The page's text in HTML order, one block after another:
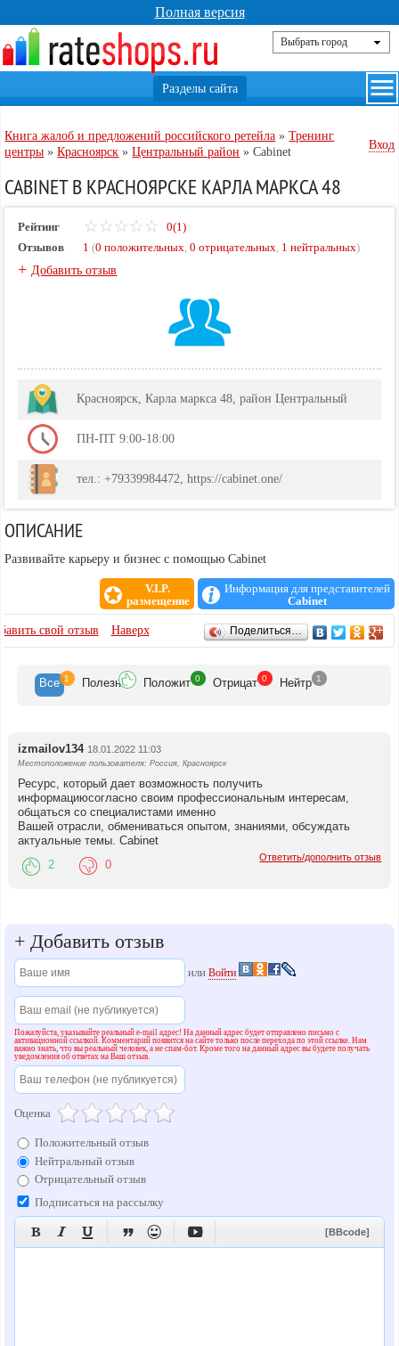
Полная версия
Книга жалоб и предложений российского ретейла »Тренинг
центры »Красноярск »Центральный район »Cabinet
Вход
CABINET В КРАСНОЯРСКЕ КАРЛА МАРКСА 48
Рейтинг
0(1)
Отзывов
1 (0 положительных,0 отрицательных, 1 нейтральных)
+Добавить отзыв
Красноярск, Карла маркса 48, район Центральный
ПН-ПТ 9:00-18:00
тел.: +79339984472, https://cabinet.one/
ОПИСАНИЕ
Развивайте карьеру и бизнес с помощью Cabinet
V.I.P.
размещение
Информация для представителей
Cabinet
ОТЗЫВЫсвой отзыв Наверх Поделиться…
Все 1 Полезн Положит 0 Отрицат 0 Нейтр 1
izmailov134 18.01.2022 11:03
Местоположение пользователя: Россия, Красноярск
Ресурс, который дает возможность получить
информациюсогласно своим профессиональным интересам,
общаться со специалистами именно
Вашей отрасли, обмениваться опытом, знаниями, обсуждать
актуальные темы. Сabinet
Ответить/дополнить отзыв
2 0
+ Добавить отзыв
илиВойти
Пожалуйста, указывайте реальный e-mail адрес! На данный адрес будет отправлено письмо с
активационной ссылкой. Комментарий появится на сайте только после перехода по этой ссылке. Нам
важно знать, что вы реальный человек, а не спам-бот. Кроме того на данный адрес вы будете получать
уведомления об ответах на Ваш отзыв.
Оценка
Положительный отзыв
Нейтральный отзыв
Отрицательный отзыв
Подписаться на рассылку
      [BBcode]